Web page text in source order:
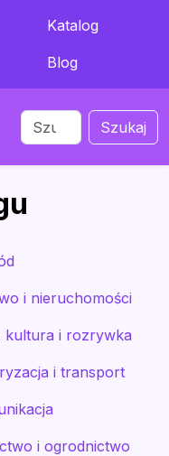
Katalog
Blog
Szukaj
i nieruchomości
kultura i rozrywka
i transport
i ogrodnictwo